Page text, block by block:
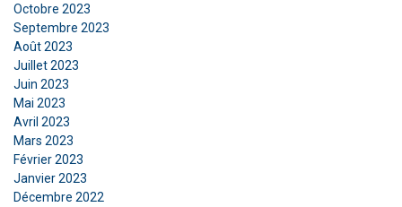
Octobre 2023
Septembre 2023
Août 2023
Juillet 2023
Juin 2023
Mai 2023
Avril 2023
Mars 2023
Février 2023
Janvier 2023
Décembre 2022
Nous utilisons des cookies pour personnaliser le
contenu, les publicités et analyser notre trafic.
Nous partageons également des informations
sur votre utilisation de notre site avec nos
partenaires de publicité et d'analyse qui peuvent
les combiner avec d'autres informations que
vous leur avez fournies ou qu'ils ont collectées
lors de votre utilisation de leurs services.
Privacy Policy